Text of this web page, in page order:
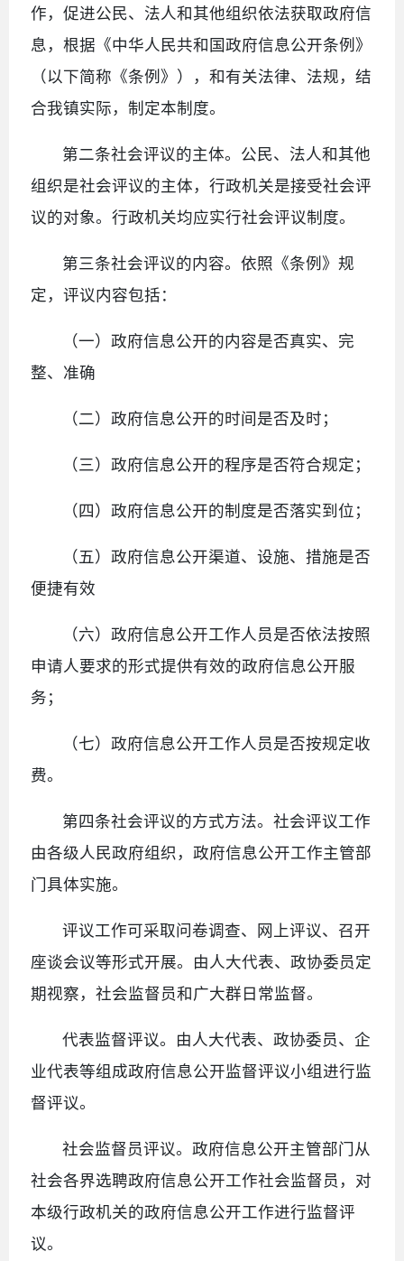
作，促进公民、法人和其他组织依法获取政府信
息，根据《中华人民共和国政府信息公开条例》
（以下简称《条例》），和有关法律、法规，结
合我镇实际，制定本制度。
第二条社会评议的主体。公民、法人和其他
组织是社会评议的主体，行政机关是接受社会评
议的对象。行政机关均应实行社会评议制度。
第三条社会评议的内容。依照《条例》规
定，评议内容包括：
（一）政府信息公开的内容是否真实、完
整、准确
（二）政府信息公开的时间是否及时；
（三）政府信息公开的程序是否符合规定；
（四）政府信息公开的制度是否落实到位；
（五）政府信息公开渠道、设施、措施是否
便捷有效
（六）政府信息公开工作人员是否依法按照
申请人要求的形式提供有效的政府信息公开服
务；
（七）政府信息公开工作人员是否按规定收
费。
第四条社会评议的方式方法。社会评议工作
由各级人民政府组织，政府信息公开工作主管部
门具体实施。
评议工作可采取问卷调查、网上评议、召开
座谈会议等形式开展。由人大代表、政协委员定
期视察，社会监督员和广大群日常监督。
代表监督评议。由人大代表、政协委员、企
业代表等组成政府信息公开监督评议小组进行监
督评议。
社会监督员评议。政府信息公开主管部门从
社会各界选聘政府信息公开工作社会监督员，对
本级行政机关的政府信息公开工作进行监督评
议。